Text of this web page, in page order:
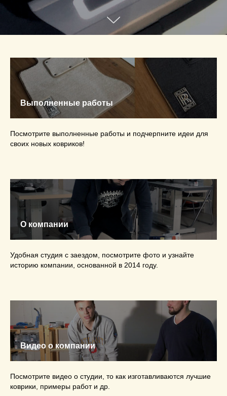
Выполненные работы
Посмотрите выполненные работы и подчерпните идеи для
своих новых ковриков!
О компании
Удобная студия с заездом, посмотрите фото и узнайте
историю компании, основанной в 2014 году.
Видео о компании
Посмотрите видео о студии, то как изготавливаются лучшие
коврики, примеры работ и др.